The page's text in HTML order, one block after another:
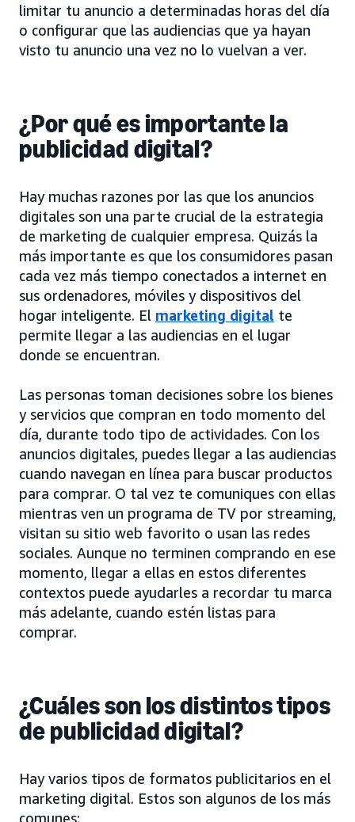
limitar tu anuncio a determinadas horas del día
o configurar que las audiencias que ya hayan
visto tu anuncio una vez no lo vuelvan a ver.
¿Por qué es importante la
publicidad digital?
Hay muchas razones por las que los anuncios
digitales son una parte crucial de la estrategia
de marketing de cualquier empresa. Quizás la
más importante es que los consumidores pasan
cada vez más tiempo conectados a internet en
sus ordenadores, móviles y dispositivos del
hogar inteligente. El marketing digital te
permite llegar a las audiencias en el lugar
donde se encuentran.
Las personas toman decisiones sobre los bienes
y servicios que compran en todo momento del
día, durante todo tipo de actividades. Con los
anuncios digitales, puedes llegar a las audiencias
cuando navegan en línea para buscar productos
para comprar. O tal vez te comuniques con ellas
mientras ven un programa de TV por streaming,
visitan su sitio web favorito o usan las redes
sociales. Aunque no terminen comprando en ese
momento, llegar a ellas en estos diferentes
contextos puede ayudarles a recordar tu marca
más adelante, cuando estén listas para
comprar.
¿Cuáles son los distintos tipos
de publicidad digital?
Hay varios tipos de formatos publicitarios en el
marketing digital. Estos son algunos de los más
comunes: